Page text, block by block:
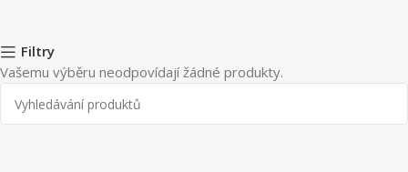
Filtry
Vašemu výběru neodpovídají žádné produkty.